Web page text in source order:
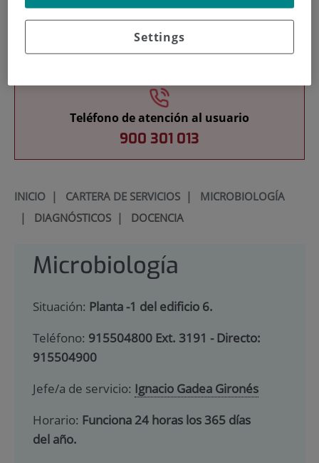
Teléfono de atención al usuario
900 301 013
INICIO| CARTERA DE SERVICIOS| MICROBIOLOGÍA
| DIAGNÓSTICOS| DOCENCIA
Microbiología
Situación: Planta -1 del edificio 6.
Teléfono: 915504800 Ext. 3191 - Directo:
915504900
Jefe/a de servicio: Ignacio Gadea Gironés
Horario: Funciona 24 horas los 365 días
del año.
Settings